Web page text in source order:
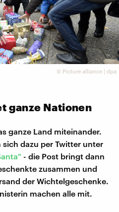
© Picture alliance | dpa
ganze Nationen
ganze Land miteinander.
sich dazu per Twitter unter
- die Post bringt dann
zusammen und
der Wichtelgeschenke.
machen alle mit.